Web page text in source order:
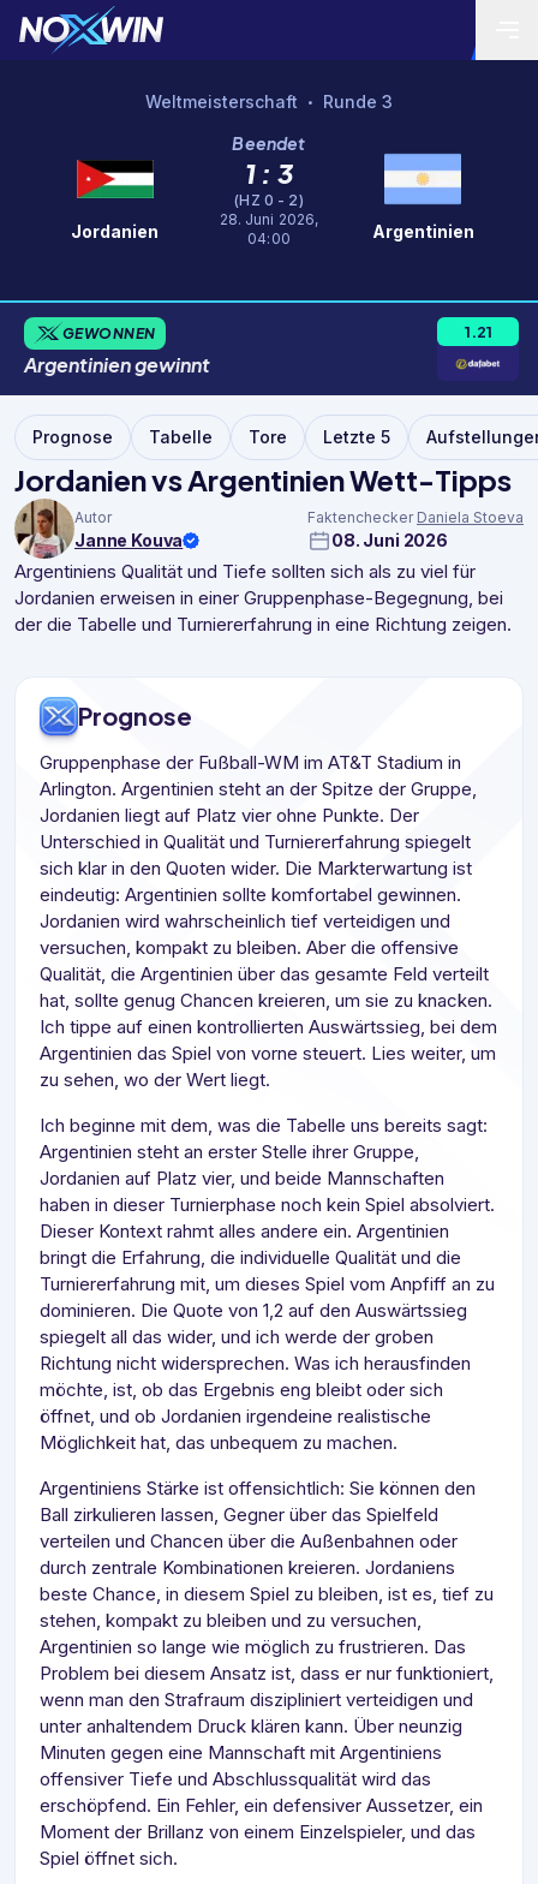
Weltmeisterschaft • Runde 3
Jordanien
Beendet
1 : 3
(HZ 0 - 2)
28. Juni 2026,
04:00
Argentinien
GEWONNEN
Argentiniengewinnt
1.21
Prognose Tabelle Tore Letzte 5
Jordanien vs Argentinien Wett-Tipps
Autor
Janne Kouva
Faktenchecker Daniela Stoeva
08. Juni 2026
Argentiniens Qualität und Tiefe sollten sich als zu viel für
Jordanien erweisen in einer Gruppenphase-Begegnung, bei
der die Tabelle und Turniererfahrung in eine Richtung zeigen.
Prognose
Gruppenphase der Fußball-WM im AT&T Stadium in
Arlington. Argentinien steht an der Spitze der Gruppe,
Jordanien liegt auf Platz vier ohne Punkte. Der
Unterschied in Qualität und Turniererfahrung spiegelt
sich klar in den Quoten wider. Die Markterwartung ist
eindeutig: Argentinien sollte komfortabel gewinnen.
Jordanien wird wahrscheinlich tief verteidigen und
versuchen, kompakt zu bleiben. Aber die offensive
Qualität, die Argentinien über das gesamte Feld verteilt
hat, sollte genug Chancen kreieren, um sie zu knacken.
Ich tippe auf einen kontrollierten Auswärtssieg, bei dem
Argentinien das Spiel von vorne steuert. Lies weiter, um
zu sehen, wo der Wert liegt.
Ich beginne mit dem, was die Tabelle uns bereits sagt:
Argentinien steht an erster Stelle ihrer Gruppe,
Jordanien auf Platz vier, und beide Mannschaften
haben in dieser Turnierphase noch kein Spiel absolviert.
Dieser Kontext rahmt alles andere ein. Argentinien
bringt die Erfahrung, die individuelle Qualität und die
Turniererfahrung mit, um dieses Spiel vom Anpfiff an zu
dominieren. Die Quote von 1,2 auf den Auswärtssieg
spiegelt all das wider, und ich werde der groben
Richtung nicht widersprechen. Was ich herausfinden
möchte, ist, ob das Ergebnis eng bleibt oder sich
öffnet, und ob Jordanien irgendeine realistische
Möglichkeit hat, das unbequem zu machen.
Argentiniens Stärke ist offensichtlich: Sie können den
Ball zirkulieren lassen, Gegner über das Spielfeld
verteilen und Chancen über die Außenbahnen oder
durch zentrale Kombinationen kreieren. Jordaniens
beste Chance, in diesem Spiel zu bleiben, ist es, tief zu
stehen, kompakt zu bleiben und zu versuchen,
Argentinien so lange wie möglich zu frustrieren. Das
Problem bei diesem Ansatz ist, dass er nur funktioniert,
wenn man den Strafraum diszipliniert verteidigen und
unter anhaltendem Druck klären kann. Über neunzig
Minuten gegen eine Mannschaft mit Argentiniens
offensiver Tiefe und Abschlussqualität wird das
erschöpfend. Ein Fehler, ein defensiver Aussetzer, ein
Moment der Brillanz von einem Einzelspieler, und das
Spiel öffnet sich.